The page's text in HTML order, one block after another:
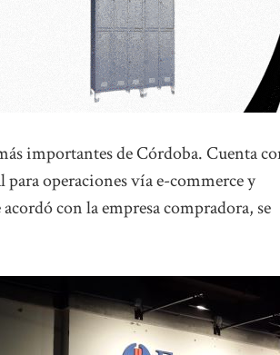
importantes de Córdoba. Cuenta
operaciones vía e-commerce y
con la empresa compradora, se